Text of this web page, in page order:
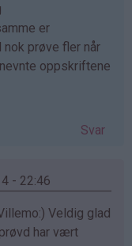
er
prøve fler når
oppskriftene
Svar
- 22:46
Veldig glad
har vært